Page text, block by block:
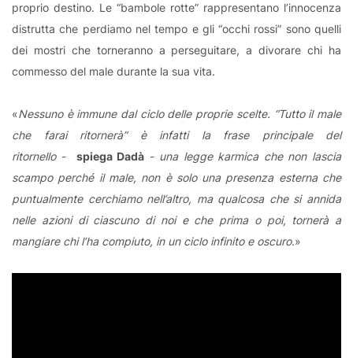
proprio destino. Le “bambole rotte” rappresentano l’innocenza
distrutta che perdiamo nel tempo e gli “occhi rossi” sono quelli
dei mostri che torneranno a perseguitare, a divorare chi ha
commesso del male durante la sua vita.
«Nessuno è immune dal ciclo delle proprie scelte. “Tutto il male
che farai ritornerà” è infatti la frase principale del
ritornello- spiega Dadà - una legge karmica che non lascia
scampo perché il male, non è solo una presenza esterna che
puntualmente cerchiamo nell’altro, ma qualcosa che si annida
nelle azioni di ciascuno di noi e che prima o poi, tornerà a
mangiare chi l’ha compiuto, in un ciclo infinito e oscuro.»